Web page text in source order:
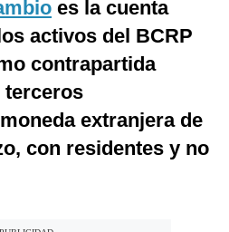
es la cuenta
activos del BCRP
contrapartida
terceros
extranjera de
con residentes y no